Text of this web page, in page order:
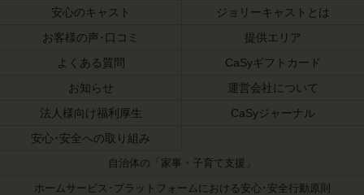
安心のキャスト
ジョリーキャストとは
お客様の声･口コミ
提供エリア
よくある質問
CaSyギフトカード
お知らせ
運営会社について
法人様向け福利厚生
CaSyジャーナル
安心･安全への取り組み
自治体の「家事・子育て支援」
ホームサービス･プラットフォームにおける安心･安全行動原則